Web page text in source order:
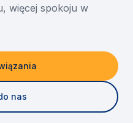
więcej spokoju w
nas